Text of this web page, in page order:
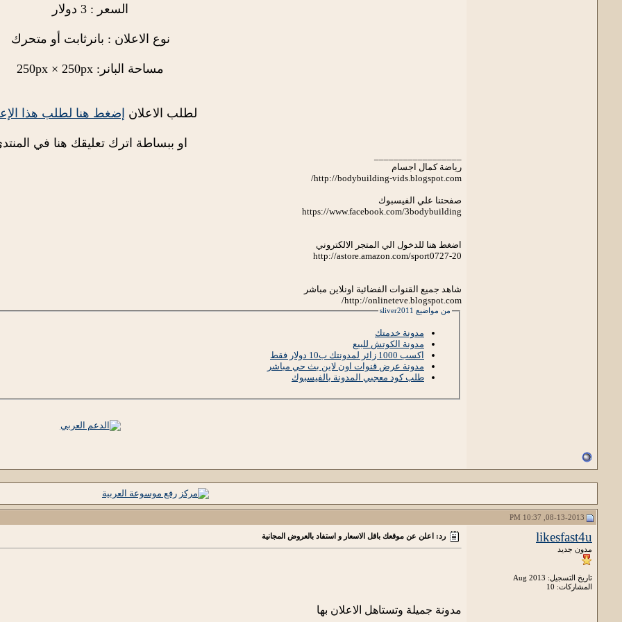
السعر : 3 دولار
نوع الاعلان : بانرثابت أو متحرك
مساحة البانر: 250px × 250px
لطلب الاعلان إضغط هنا لطلب هذا
او ببساطة اترك تعليقك هنا في
رياضة كمال اجسام
http://bodybuilding-vids.blogspot.com/
صفحتنا علي الفيسبوك
https://www.facebook.com/3bodybuilding
اضغط هنا للدخول الي المتجر الالكتروني
http://astore.amazon.com/sport0727-20
شاهد جميع القنوات الفضائية اونلاين مباشر
http://onlineteve.blogspot.com/
من مواضيع sliver2011
مدونة خدمتك
مدونة الكوتش للبيع
اكسب 1000 زائر لمدونتك ب10 دولار فقط
مدونة عرض قنوات اون لاين بث حي مباشر
طلب كود معجبي المدونة بالفيسبوك
likesfast4u
مدون جديد
تاريخ التسجيل: Aug 2013
المشاركات: 10
رد: اعلن عن موقعك باقل الاسعار و استفاد بالعروض المجانية
مدونة جميلة وتستاهل الاعلان بها